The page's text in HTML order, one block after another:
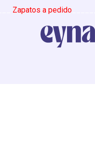
Zapatos a pedido______